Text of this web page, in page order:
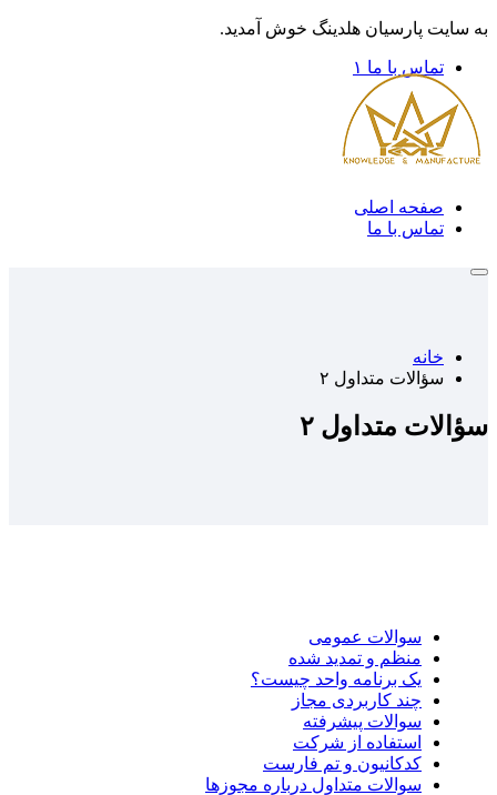
به سایت پارسیان هلدینگ خوش آمدید.
تماس با ما ۱
صفحه اصلی
تماس با ما
خانه
سؤالات متداول ۲
سؤالات متداول ۲
سوالات عمومی
منظم و تمدید شده
یک برنامه واحد چیست؟
چند کاربردی مجاز
سوالات پیشرفته
استفاده از شرکت
کدکانیون و تم فارست
سوالات متداول درباره مجوزها